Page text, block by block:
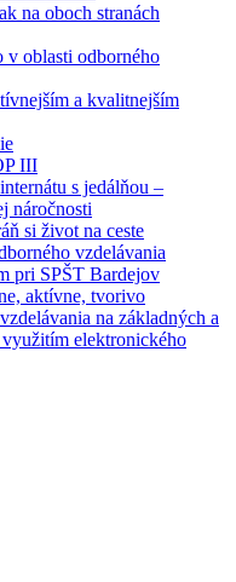
na oboch stranách
v oblasti odborného
a kvalitnejším
III
s jedálňou –
náročnosti
si život na ceste
vzdelávania
pri SPŠT Bardejov
aktívne, tvorivo
na základných a
elektronického